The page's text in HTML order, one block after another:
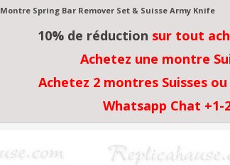
Montre Spring Bar Remover Set & Suisse Army Knife
10% de réduction sur tout
Achetez une montre
Achetez 2 montres Suisses
Whatsapp Chat +1-